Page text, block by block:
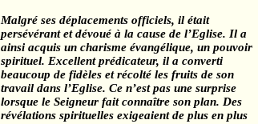
Malgré ses déplacements officiels, il était
persévérant et dévoué à la cause de l’Eglise. Il a
ainsi acquis un charisme évangélique, un pouvoir
spirituel. Excellent prédicateur, il a converti
beaucoup de fidèles et récolté les fruits de son
travail dans l’Eglise. Ce n’est pas une surprise
lorsque le Seigneur fait connaître son plan. Des
révélations spirituelles exigeaient de plus en plus